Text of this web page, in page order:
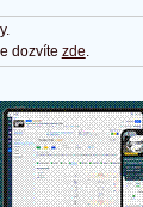
dozvíte zde.